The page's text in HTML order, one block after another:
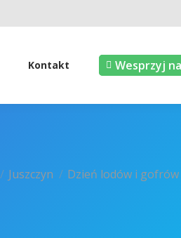
Kontakt Wesprzyj
Juszczyn Dzień lodów i gofrów